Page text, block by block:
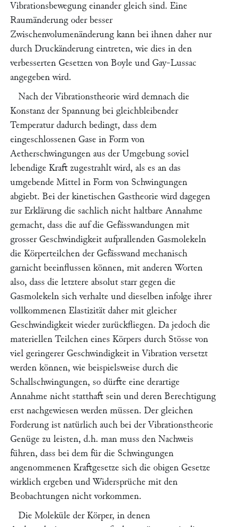
Vibrationsbewegung einander gleich sind. Eine
Raumänderung oder besser
Zwischenvolumenänderung kann bei ihnen daher nur
durch Druckänderung eintreten, wie dies in den
verbesserten Gesetzen von Boyle und Gay-Lussac
angegeben wird.
Nach der Vibrationstheorie wird demnach die
Konstanz der Spannung bei gleichbleibender
Temperatur dadurch bedingt, dass dem
eingeschlossenen Gase in Form von
Aetherschwingungen aus der Umgebung soviel
lebendige Kraft zugestrahlt wird, als es an das
umgebende Mittel in Form von Schwingungen
abgiebt. Bei der kinetischen Gastheorie wird dagegen
zur Erklärung die sachlich nicht haltbare Annahme
gemacht, dass die auf die Gefässwandungen mit
grosser Geschwindigkeit aufprallenden Gasmolekeln
die Körperteilchen der Gefässwand mechanisch
garnicht beeinflussen können, mit anderen Worten
also, dass die letztere absolut starr gegen die
Gasmolekeln sich verhalte und dieselben infolge ihrer
vollkommenen Elastizität daher mit gleicher
Geschwindigkeit wieder zurückfliegen. Da jedoch die
materiellen Teilchen eines Körpers durch Stösse von
viel geringerer Geschwindigkeit in Vibration versetzt
werden können, wie beispielsweise durch die
Schallschwingungen, so dürfte eine derartige
Annahme nicht statthaft sein und deren Berechtigung
erst nachgewiesen werden müssen. Der gleichen
Forderung ist natürlich auch bei der Vibrationstheorie
Genüge zu leisten, d.h. man muss den Nachweis
führen, dass bei dem für die Schwingungen
angenommenen Kraftgesetze sich die obigen Gesetze
wirklich ergeben und Widersprüche mit den
Beobachtungen nicht vorkommen.
Die Moleküle der Körper, in denen